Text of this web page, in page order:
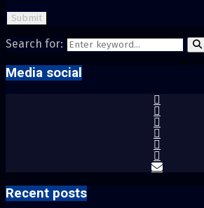
Search for:
Media social
Recent posts